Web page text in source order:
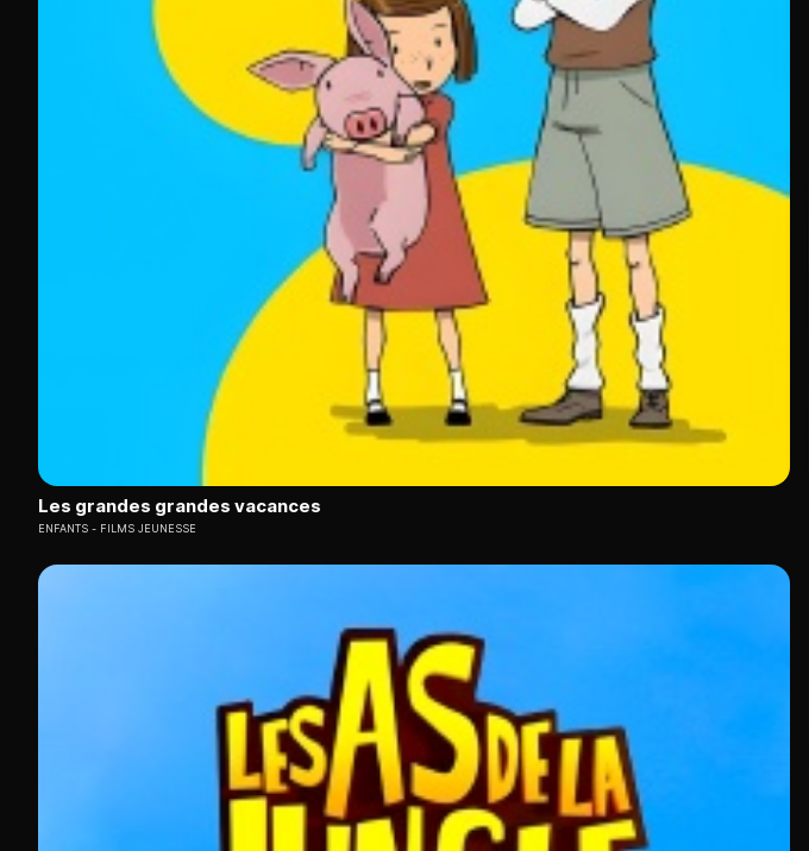
Les grandes grandes vacances
ENFANTS FILMS JEUNESSE